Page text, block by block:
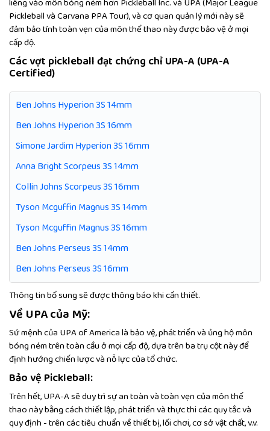
Pickleball và Carvana PPA Tour), và cơ quan quản lý mới này sẽ
đảm bảo tính toàn vẹn của môn thể thao này được bảo vệ ở mọi
cấp độ.
Các vợt pickleball đạt chứng chỉ UPA-A (UPA-A
Certified)
Ben Johns Hyperion 3S 14mm
Ben Johns Hyperion 3S 16mm
Simone Jardim Hyperion 3S 16mm
Anna Bright Scorpeus 3S 14mm
Collin Johns Scorpeus 3S 16mm
Tyson Mcguffin Magnus 3S 14mm
Tyson Mcguffin Magnus 3S 16mm
Ben Johns Perseus 3S 14mm
Ben Johns Perseus 3S 16mm
Thông tin bổ sung sẽ được thông báo khi cần thiết.
Về UPA của Mỹ:
Sứ mệnh của UPA of America là bảo vệ, phát triển và ủng hộ môn
bóng ném trên toàn cầu ở mọi cấp độ, dựa trên ba trụ cột này để
định hướng chiến lược và nỗ lực của tổ chức.
Bảo vệ Pickleball:
Trên hết, UPA-A sẽ duy trì sự an toàn và toàn vẹn của môn thể
thao này bằng cách thiết lập, phát triển và thực thi các quy tắc và
quy định - trên các tiêu chuẩn về thiết bị, lối chơi, cơ sở vật chất, v.v.